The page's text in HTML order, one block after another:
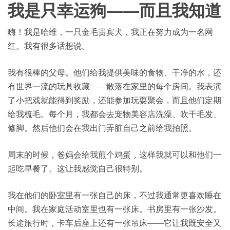
我是只幸运狗——而且我知道
嗨！我是哈维，一只金毛贵宾犬，我正在努力成为一名网
红。我有很多话想说。
我有很棒的父母。他们给我提供美味的食物、干净的水，还
有世界一流的玩具收藏——散落在家里的每个房间。我表演
了小把戏就能得到奖励，还能参加玩耍聚会，而且他们定期
给我梳毛。每个月，我都会去宠物美容店洗澡、吹干毛发、
修脚。然后他们会在我出门弄脏自己之前给我拍照。
周末的时候，爸妈会给我煎个鸡蛋，这样我就可以和他们一
起吃早餐了。这让我感觉自己很特别。
我在他们的卧室里有一张自己的床，不过我通常更喜欢睡在
中间。我在家庭活动室里也有一张床。书房里有一张沙发。
长途旅行时，卡车后座上还有一张吊床——它让我既安全又